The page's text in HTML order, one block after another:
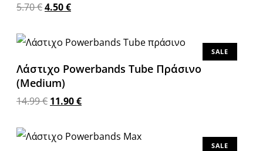
5.70€4.50€
SALE
Λάστιχο Powerbands Tube Πράσινο
(Medium)
14.99€ 11.90€
SALE